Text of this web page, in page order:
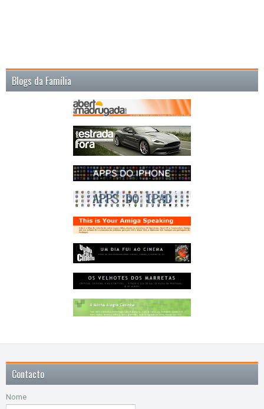
Blogs da Família
Contacto
Nome